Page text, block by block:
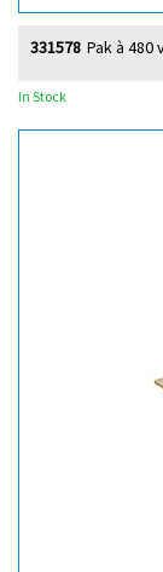
Pak à 480
331578
In Stock